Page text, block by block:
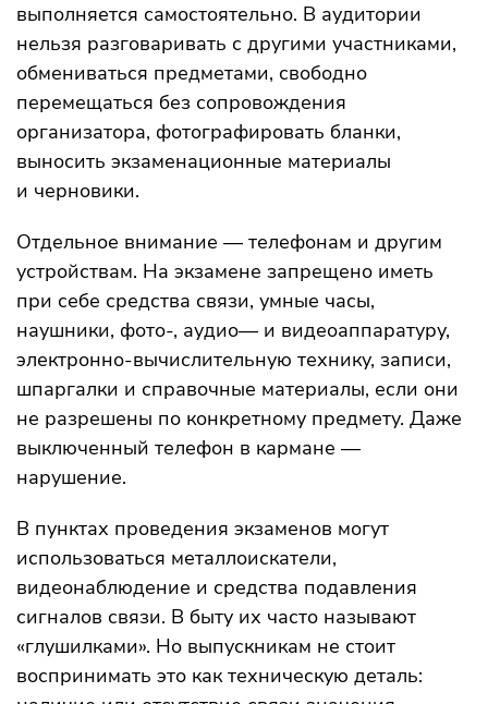
выполняется самостоятельно. В аудитории
нельзя разговаривать с другими участниками,
обмениваться предметами, свободно
перемещаться без сопровождения
организатора, фотографировать бланки,
выносить экзаменационные материалы
и черновики.
Отдельное внимание — телефонам и другим
устройствам. На экзамене запрещено иметь
при себе средства связи, умные часы,
наушники, фото-, аудио— и видеоаппаратуру,
электронно-вычислительную технику, записи,
шпаргалки и справочные материалы, если они
не разрешены по конкретному предмету. Даже
выключенный телефон в кармане —
нарушение.
В пунктах проведения экзаменов могут
использоваться металлоискатели,
видеонаблюдение и средства подавления
сигналов связи. В быту их часто называют
«глушилками». Но выпускникам не стоит
воспринимать это как техническую деталь: